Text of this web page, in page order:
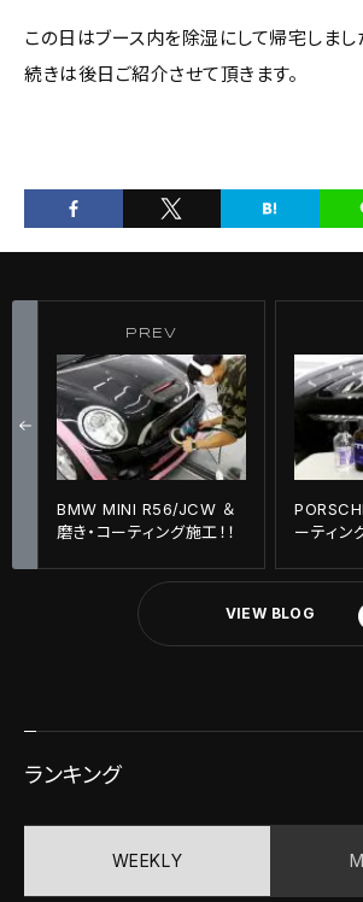
この日はブース内を除湿にして帰宅しまし
続きは後日ご紹介させて頂きます。
PREV
BMW MINI R56/JCW ＆
磨き・コーティング施工！！
ーティン
車！！
VIEW BLOG
ランキング
WEEKLY